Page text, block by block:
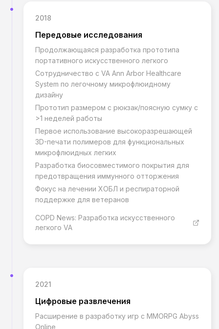
2018
Передовые исследования
Продолжающаяся разработка прототипа
портативного искусственного легкого
Сотрудничество с VA Ann Arbor Healthcare
System по легочному микрофлюидному
дизайну
Прототип размером с рюкзак/поясную сумку с
>1 неделей работы
Первое использование высокоразрешающей
3D-печати полимеров для функциональных
микрофлюидных легких
Разработка биосовместимого покрытия для
предотвращения иммунного отторжения
Фокус на лечении ХОБЛ и респираторной
поддержке для ветеранов
COPD News: Разработка искусственного
легкого VA
2021
Цифровые развлечения
Расширение в разработку игр с MMORPG Abyss
Online